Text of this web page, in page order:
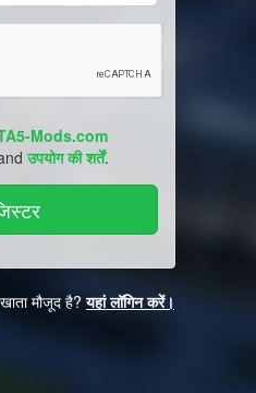
Mods.com
उपयोग की शर्तें.
मौजूद है?यहां लॉगिन करें।